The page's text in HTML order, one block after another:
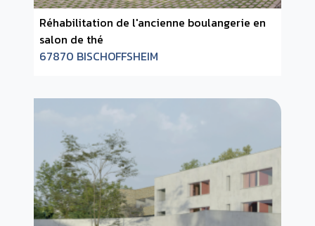
Réhabilitation de l'ancienne boulangerie en
salon de thé
67870 BISCHOFFSHEIM